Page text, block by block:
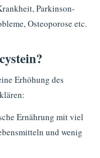
Parkinson-
Osteoporose etc.
Erhöhung des
Ernährung mit viel
und wenig